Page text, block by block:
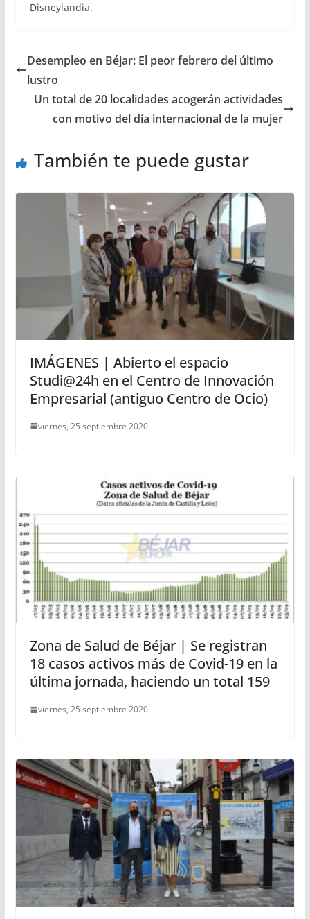
Disneylandia.
Desempleo en Béjar: El peor febrero del último
lustro
Un total de 20 localidades acogerán actividades
con motivo del día internacional de la mujer
También te puede gustar
IMÁGENES | Abierto el espacio
Studi@24h en el Centro de Innovación
Empresarial (antiguo Centro de Ocio)
viernes, 25 septiembre 2020
Zona de Salud de Béjar | Se registran
18 casos activos más de Covid-19 en la
última jornada, haciendo un total 159
viernes, 25 septiembre 2020